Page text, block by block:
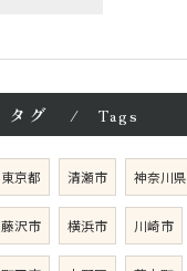
タグ Tags
東京都 清瀬市 神奈川県
藤沢市 横浜市 川崎市